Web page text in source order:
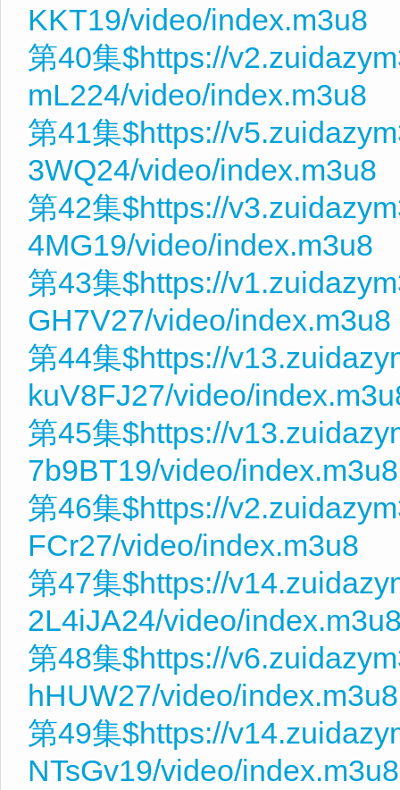
KKT19/video/index.m3u8
第40集$https://
mL224/video/index.m3u8
第41集$https://
3WQ24/video/index.m3u8
第42集$https://
4MG19/video/index.m3u8
第43集$https://
GH7V27/video/index.m3u8
第44集$https://
kuV8FJ27/video/
第45集$https://
7b9BT19/video/index.m3u8
第46集$https://
FCr27/video/index.m3u8
第47集$https://
2L4iJA24/video/
第48集$https://
hHUW27/video/index.m3u8
第49集$https://
NTsGv19/video/index.m3u8